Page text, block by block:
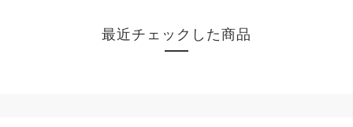
最近チェックした商品